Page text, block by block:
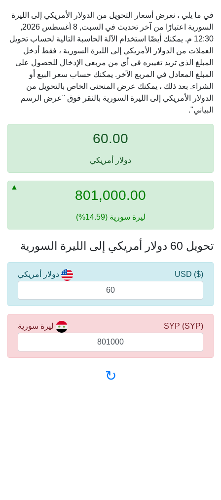
في ما يلي ، نعرض أسعار التحويل من الدولار الأمريكي إلى الليرة
السورية اعتبارًا من آخر تحديث في السبت, 8 أغسطس 2026,
12:30 م. يمكنك أيضًا استخدام الآلة الحاسبة التالية لحساب تحويل
العملات من الدولار الأمريكي إلى الليرة السورية ، فقط أدخل
المبلغ الذي تريد تغييره في أي من مربعي الإدخال للحصول على
المبلغ المعادل في المربع الآخر. يمكنك حساب سعر البيع أو
الشراء. بعد ذلك ، يمكنك عرض المنحنى الخاص بالتحويل من
الدولار الأمريكي إلى الليرة السورية بالنقر فوق "عرض الرسم
البياني".
60.00
دولار أمريكي
801,000.00
ليرة سورية (14.59%)
تحويل 60 دولار أمريكي إلى الليرة السورية
دولار أمريكي ($) USD
ليرة سورية (SYP) SYP
↻